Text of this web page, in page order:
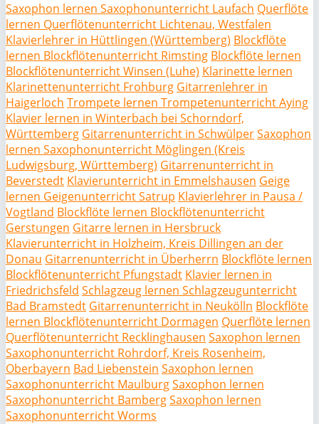
Saxophon lernen Saxophonunterricht Laufach Querflöte
lernen Querflötenunterricht Lichtenau, Westfalen
Klavierlehrer in Hüttlingen (Württemberg) Blockflöte
lernen Blockflötenunterricht Rimsting Blockflöte lernen
Blockflötenunterricht Winsen (Luhe) Klarinette lernen
Klarinettenunterricht Frohburg Gitarrenlehrer in
Haigerloch Trompete lernen Trompetenunterricht Aying
Klavier lernen in Winterbach bei Schorndorf,
Württemberg Gitarrenunterricht in SchwülperSaxophon
lernen Saxophonunterricht Möglingen (Kreis
Ludwigsburg, Württemberg) Gitarrenunterricht in
Beverstedt Klavierunterricht in Emmelshausen Geige
lernen Geigenunterricht Satrup Klavierlehrer in Pausa /
Vogtland Blockflöte lernen Blockflötenunterricht
Gerstungen Gitarre lernen in Hersbruck
Klavierunterricht in Holzheim, Kreis Dillingen an der
Donau Gitarrenunterricht in Überherrn Blockflöte lernen
Blockflötenunterricht Pfungstadt Klavier lernen in
Friedrichsfeld Schlagzeug lernen Schlagzeugunterricht
Bad Bramstedt Gitarrenunterricht in Neukölln Blockflöte
lernen Blockflötenunterricht Dormagen Querflöte lernen
Querflötenunterricht Recklinghausen Saxophon lernen
Saxophonunterricht Rohrdorf, Kreis Rosenheim,
Oberbayern Bad Liebenstein Saxophon lernen
Saxophonunterricht MaulburgSaxophon lernen
Saxophonunterricht BambergSaxophon lernen
Saxophonunterricht Worms